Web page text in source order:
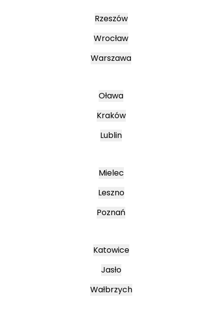
Rzeszów
Wrocław
Warszawa
Oława
Kraków
Lublin
Mielec
Leszno
Poznań
Katowice
Jasło
Wałbrzych